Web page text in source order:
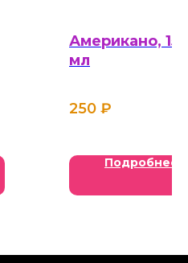
Американо,
мл
250 ₽
Подробнее